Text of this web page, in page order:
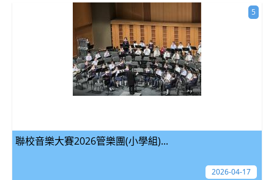
聯校音樂大賽2026管樂團(小學組)...
5
2026-04-17